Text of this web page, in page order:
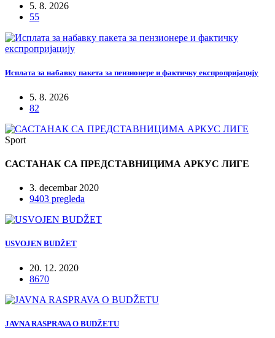
5. 8. 2026
55
Исплата за набавку пакета за пензионере и фактичку експропријацију
5. 8. 2026
82
Sport
САСТАНАК СА ПРЕДСТАВНИЦИМА АРКУС ЛИГЕ
3. decembar 2020
9403 pregleda
USVOJEN BUDŽET
20. 12. 2020
8670
JAVNA RASPRAVA O BUDŽETU